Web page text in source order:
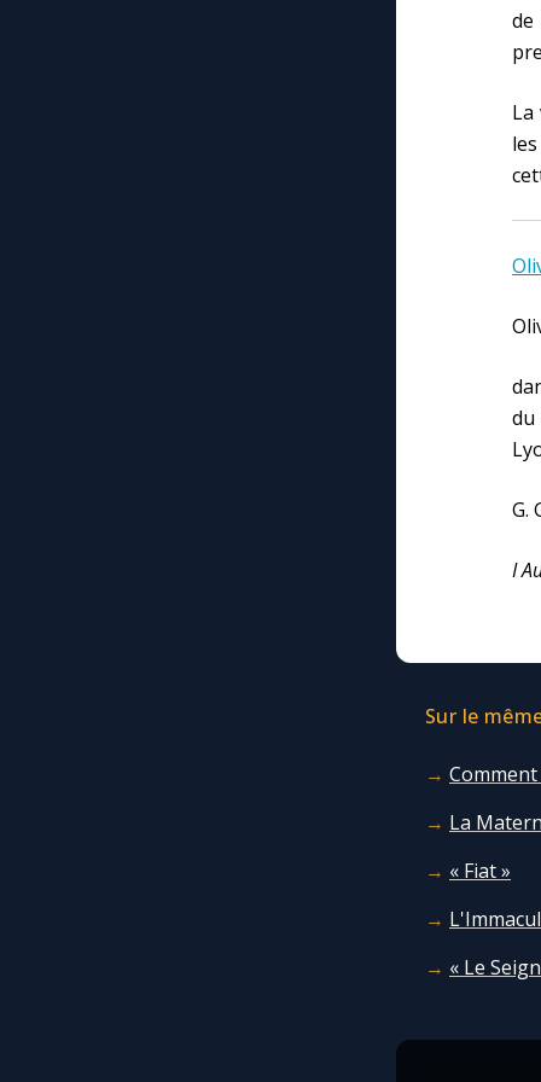
de
La
du
G.
I
Sur le
La
« Fiat »
« Le